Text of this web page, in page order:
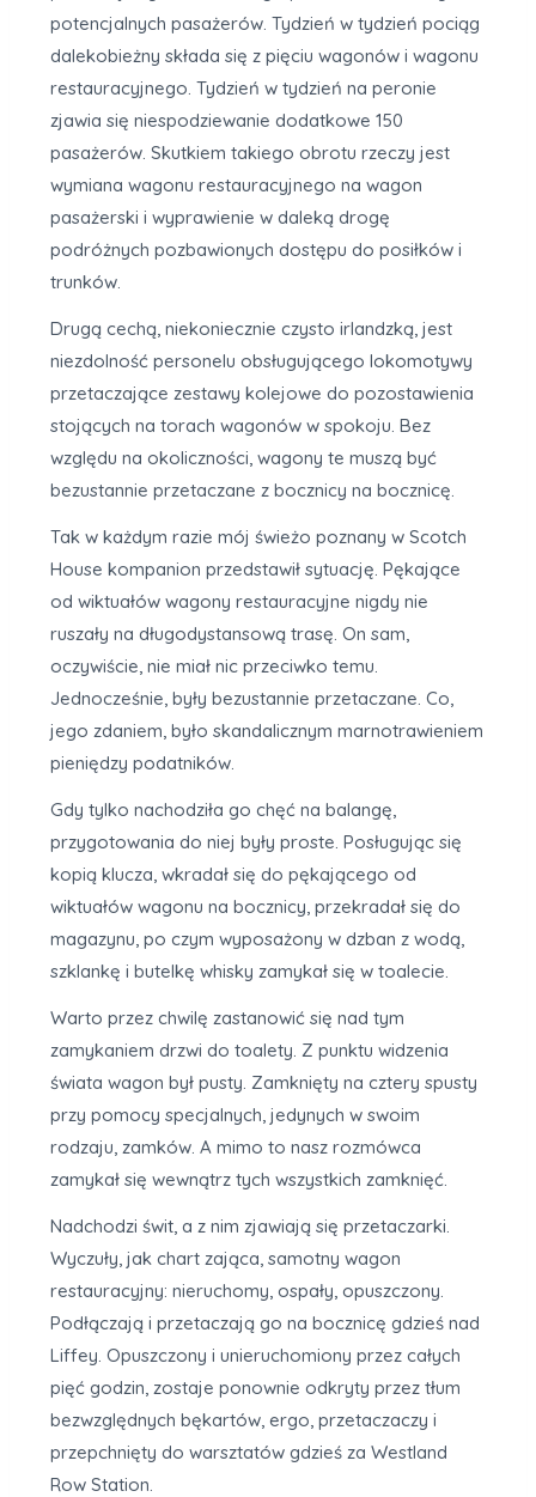
potencjalnych pasażerów. Tydzień w tydzień pociąg
dalekobieżny składa się z pięciu wagonów i wagonu
restauracyjnego. Tydzień w tydzień na peronie
zjawia się niespodziewanie dodatkowe 150
pasażerów. Skutkiem takiego obrotu rzeczy jest
wymiana wagonu restauracyjnego na wagon
pasażerski i wyprawienie w daleką drogę
podróżnych pozbawionych dostępu do posiłków i
trunków.
Drugą cechą, niekoniecznie czysto irlandzką, jest
niezdolność personelu obsługującego lokomotywy
przetaczające zestawy kolejowe do pozostawienia
stojących na torach wagonów w spokoju. Bez
względu na okoliczności, wagony te muszą być
bezustannie przetaczane z bocznicy na bocznicę.
Tak w każdym razie mój świeżo poznany w Scotch
House kompanion przedstawił sytuację. Pękające
od wiktuałów wagony restauracyjne nigdy nie
ruszały na długodystansową trasę. On sam,
oczywiście, nie miał nic przeciwko temu.
Jednocześnie, były bezustannie przetaczane. Co,
jego zdaniem, było skandalicznym marnotrawieniem
pieniędzy podatników.
Gdy tylko nachodziła go chęć na balangę,
przygotowania do niej były proste. Posługując się
kopią klucza, wkradał się do pękającego od
wiktuałów wagonu na bocznicy, przekradał się do
magazynu, po czym wyposażony w dzban z wodą,
szklankę i butelkę whisky zamykał się w toalecie.
Warto przez chwilę zastanowić się nad tym
zamykaniem drzwi do toalety. Z punktu widzenia
świata wagon był pusty. Zamknięty na cztery spusty
przy pomocy specjalnych, jedynych w swoim
rodzaju, zamków. A mimo to nasz rozmówca
zamykał się wewnątrz tych wszystkich zamknięć.
Nadchodzi świt, a z nim zjawiają się przetaczarki.
Wyczuły, jak chart zająca, samotny wagon
restauracyjny: nieruchomy, ospały, opuszczony.
Podłączają i przetaczają go na bocznicę gdzieś nad
Liffey. Opuszczony i unieruchomiony przez całych
pięć godzin, zostaje ponownie odkryty przez tłum
bezwzględnych bękartów, ergo, przetaczaczy i
przepchnięty do warsztatów gdzieś za Westland
Row Station.